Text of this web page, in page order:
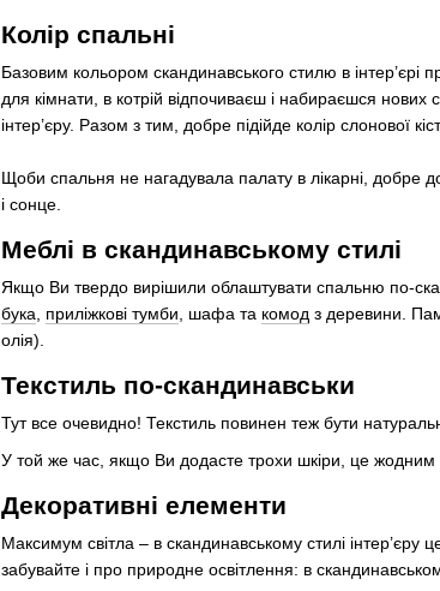
Колір спальні
Базовим кольором скандинавського стилю в
для кімнати, в котрій відпочиваєш і набираєшся нових
інтер’єру. Разом з тим, добре підійде колір слонової
Щоби спальня не нагадувала палату в лікарні, добре
і сонце.
Меблі в скандинавському стилі
Якщо Ви твердо вирішили облаштувати спальню по-
бука, приліжкові тумби, шафа та комод з деревини.
олія).
Текстиль по-скандинавськи
Тут все очевидно! Текстиль повинен теж бути
У той же час, якщо Ви додасте трохи шкіри, це жодним
Декоративні елементи
Максимум світла – в скандинавському стилі інтер’єру
забувайте і про природне освітлення: в